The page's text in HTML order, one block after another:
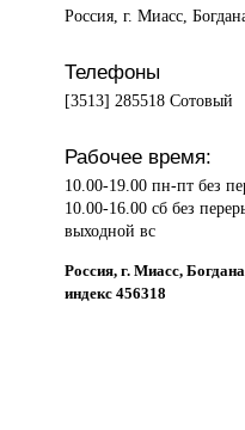
Россия, г. Миасс,
Телефоны
[3513] 285518 Сотовый
Рабочее время:
10.00-19.00 пн-пт без
10.00-16.00 сб без
выходной вс
Россия, г. Миасс,
индекс 456318